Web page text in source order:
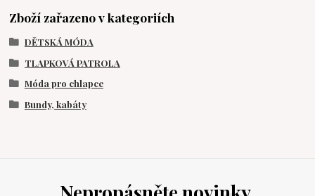
Zboží zařazeno v kategoriích
DĚTSKÁ MÓDA
TLAPKOVÁ PATROLA
Móda pro chlapce
Bundy, kabáty